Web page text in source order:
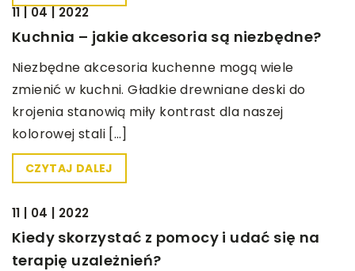
11 | 04 | 2022
Kuchnia – jakie akcesoria są niezbędne?
Niezbędne akcesoria kuchenne mogą wiele
zmienić w kuchni. Gładkie drewniane deski do
krojenia stanowią miły kontrast dla naszej
kolorowej stali […]
CZYTAJ DALEJ
11 | 04 | 2022
Kiedy skorzystać z pomocy i udać się na
terapię uzależnień?